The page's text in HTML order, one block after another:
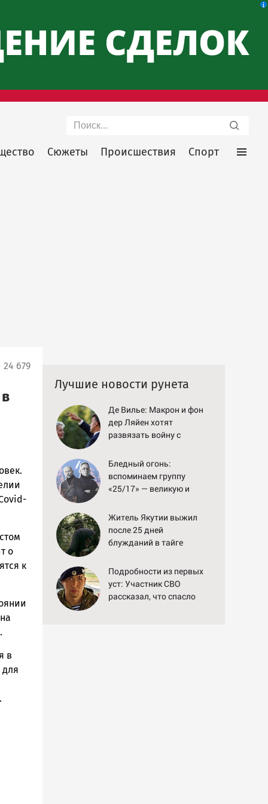
Поиск
Сюжеты Происшествия Спорт
24 679
о
к
в
Лучшие новости рунета
Де Вилье: Макрон и фон
дер Ляйен хотят
развязать войну с
Бледный огонь:
вспоминаем группу
«25/17» — великую и
Житель Якутии выжил
после 25 дней
блужданий в тайге
Подробности из первых
уст: Участник СВО
рассказал, что спасло